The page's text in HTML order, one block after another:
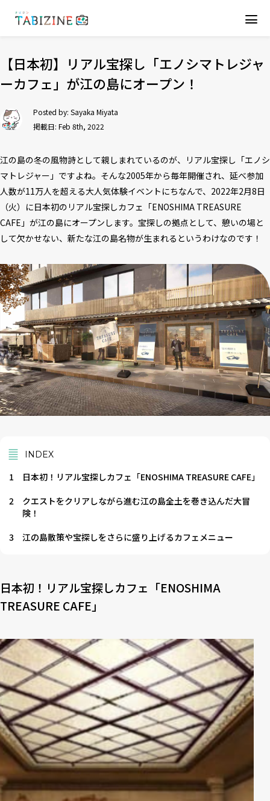
【日本初】リアル宝探し「エノシマトレジャ
ーカフェ」が江の島にオープン！
Posted by: Sayaka Miyata
掲載日: Feb 8th, 2022
江の島の冬の風物詩として親しまれているのが、リアル宝探し「エノシ
マトレジャー」ですよね。そんな2005年から毎年開催され、延べ参加
人数が11万人を超える大人気体験イベントにちなんで、2022年2月8日
（火）に日本初のリアル宝探しカフェ「ENOSHIMA TREASURE
CAFE」が江の島にオープンします。宝探しの拠点として、憩いの場と
して欠かせない、新たな江の島名物が生まれるというわけなのです！
INDEX
1
日本初！リアル宝探しカフェ「ENOSHIMA TREASURE CAFE」
2
クエストをクリアしながら進む江の島全土を巻き込んだ大冒
険！
3
江の島散策や宝探しをさらに盛り上げるカフェメニュー
日本初！リアル宝探しカフェ「ENOSHIMA
TREASURE CAFE」